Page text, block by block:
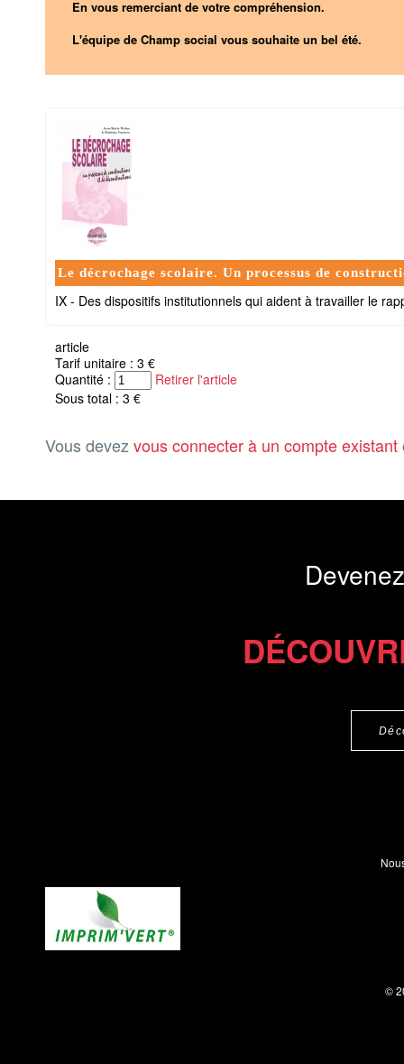
En vous remerciant de votre compréhension.
L'équipe de Champ social vous souhaite un bel été.
Le décrochage scolaire. Un processus de
IX - Des dispositifs institutionnels qui aident à travailler le
article
Tarif unitaire : 3 €
Quantité :
Retirer l'article
Sous total : 3 €
Vous devez vous connecter à un compte existant
©